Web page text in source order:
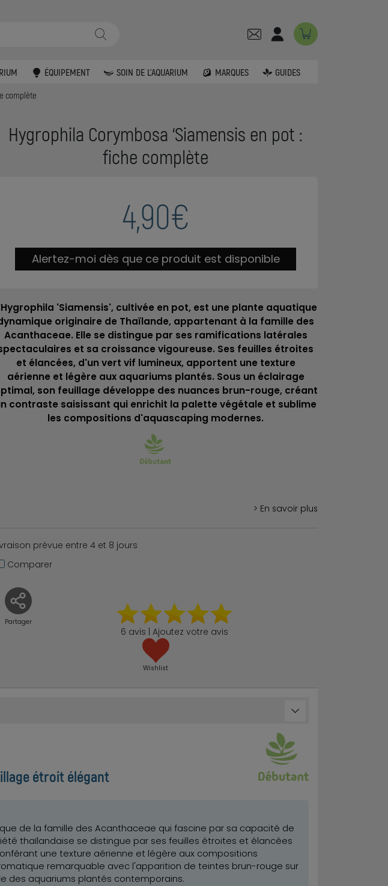
ÉQUIPEMENT SOIN DE L'AQUARIUM MARQUES GUIDES
complète
Hygrophila Corymbosa ‘Siamensis en pot :
fiche complète
4,90€
Alertez-moi dès que ce produit est disponible
'Siamensis', cultivée en pot, est une plante aquatique
originaire de Thaïlande, appartenant à la famille des
Acanthaceae. Elle se distingue par ses ramifications latérales
et sa croissance vigoureuse. Ses feuilles étroites
et élancées, d'un vert vif lumineux, apportent une texture
aérienne et légère aux aquariums plantés. Sous un éclairage
son feuillage développe des nuances brun-rouge, créant
contraste saisissant qui enrichit la palette végétale et sublime
les compositions d'aquascaping modernes.
> En savoir plus
prévue entre 4 et 8 jours
Comparer
Partager
6 avis | Ajoutez votre avis
Wishlist
étroit élégant
de la famille des Acanthaceae qui fascine par sa capacité de
thaïlandaise se distingue par ses feuilles étroites et élancées
une texture aérienne et légère aux compositions
remarquable avec l'apparition de teintes brun-rouge sur
des aquariums plantés contemporains.